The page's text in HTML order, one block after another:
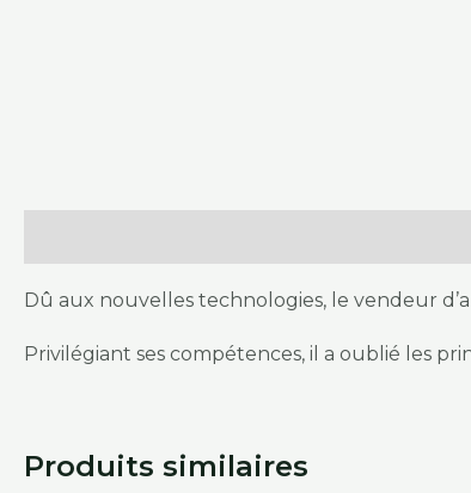
Dû aux nouvelles technologies, le vendeur
Privilégiant ses compétences, il a oublié les
Produits similaires